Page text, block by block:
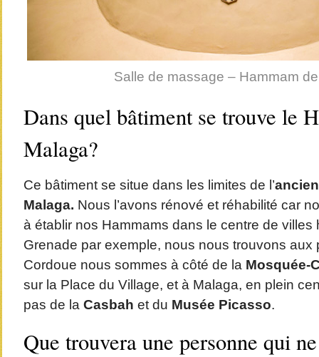
Salle de massage – Hammam
Dans quel bâtiment se trouve le
Malaga?
Ce bâtiment se situe dans les limites de l’
Malaga. Nous l’avons rénové et réhabilité car
à établir nos Hammams dans le centre de villes
Grenade par exemple, nous nous trouvons
Cordoue nous sommes à côté de la Mosquée-
sur la Place du Village, et à Malaga, en plein
pas de la Casbah et du Musée Picasso.
Que trouvera une personne qui